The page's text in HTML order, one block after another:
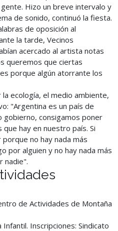
Hizo un breve intervalo y
de sonido, continuó la fiesta.
de oposición al
la tarde, Vecinos
acercado al artista notas
queremos que ciertas
porque algún atorrante los
ecología, el medio ambiente,
"Argentina es un país de
gobierno, consigamos poner
hay en nuestro país. Si
no hay nada más
por alguien y no hay nada más
nadie".
de Actividades de Montaña
Inscripciones: Sindicato